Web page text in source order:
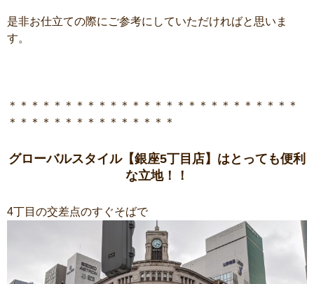
是非お仕立ての際にご参考にしていただければと思いま
す。
＊＊＊＊＊＊＊＊＊＊＊＊＊＊＊＊＊＊＊＊＊＊＊＊＊＊
＊＊＊＊＊＊＊＊＊＊＊＊＊＊＊
グローバルスタイル【銀座5丁目店】はとっても便利
な立地！！
4丁目の交差点のすぐそばで